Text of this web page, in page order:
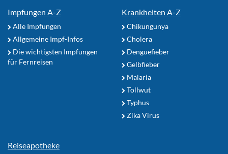
Impfungen A-Z
Alle Impfungen
Allgemeine Impf-Infos
Die wichtigsten Impfungen
für Fernreisen
Krankheiten A-Z
Chikungunya
Cholera
Denguefieber
Gelbfieber
Malaria
Tollwut
Typhus
Zika Virus
Reiseapotheke